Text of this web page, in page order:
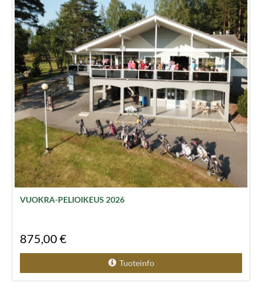
VUOKRA-PELIOIKEUS 2026
875,00 €
Tuoteinfo